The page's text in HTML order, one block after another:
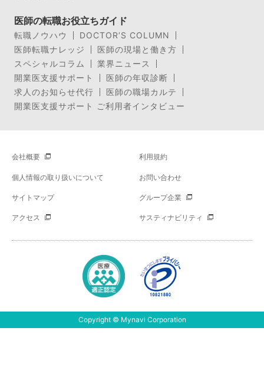
医師の転職お役立ちガイド
転職ノウハウ
DOCTOR’S COLUMN
医師転職ナレッジ
医師の現場と働き方
スペシャルコラム
業界ニュース
開業医支援サポート
医師の年収診断
求人のお知らせ代行
医師の職場カルテ
開業医支援サポート ご利用者インタビュー
会社概要 利用規約
個人情報の取り扱いについて お問い合わせ
サイトマップ グループ企業
アクセス サスティナビリティ
Copyright © Mynavi Corporation